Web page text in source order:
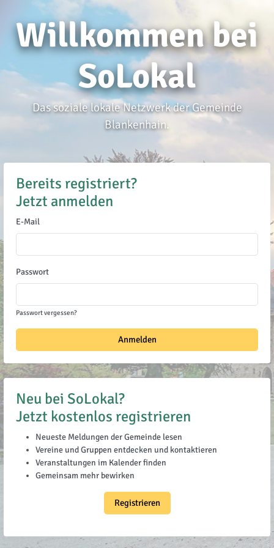
Willkommen bei
SoLokal
Das soziale lokale Netzwerk der Gemeinde
Blankenhain.
Bereits registriert?
Jetzt anmelden
E-Mail
Passwort
Passwort vergessen?
Anmelden
Neu bei SoLokal?
Jetzt kostenlos registrieren
Neueste Meldungen der Gemeinde lesen
Vereine und Gruppen entdecken und kontaktieren
Veranstaltungen im Kalender finden
Gemeinsam mehr bewirken
Registrieren